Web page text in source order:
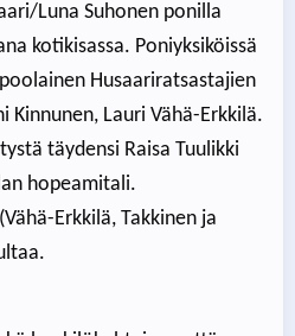
Luna Suhonen ponilla
kotikisassa. Poniyksiköissä
Husaariratsastajien
Kinnunen, Lauri Vähä-Erkkilä.
täydensi Raisa Tuulikki
hopeamitali.
Erkkilä, Takkinen ja